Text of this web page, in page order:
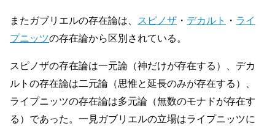
またガブリエルの存在論は、 スピノザ ・ デカルト ・ ライ
プニッツの存在論から区別されている。
スピノザの存在論は一元論（神だけが存在する）、デカ
ルトの存在論は二元論（思惟と延長のみが存在する）、
ライプニッツの存在論は多元論（無数のモナドが存在す
る）であった。一見ガブリエルの立場はライプニッツに